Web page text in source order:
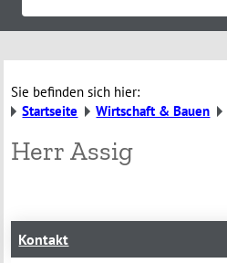
Sie befinden sich hier:
Startseite
Wirtschaft & Bauen
Herr Assig
Kontakt